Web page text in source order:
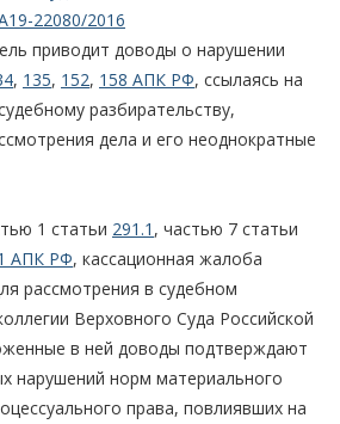
22080/2016
приводит доводы о нарушении
, 135, 152, 158 АПК РФ, ссылаясь на
разбирательству,
дела и его неоднократные
1 статьи 291.1 , частью 7 статьи
АПК РФ, кассационная жалоба
рассмотрения в судебном
Верховного Суда Российской
в ней доводы подтверждают
нарушений норм материального
права, повлиявших на